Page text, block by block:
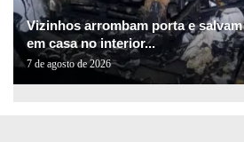
Vizinhos arrombam porta e
em casa no interior...
7 de agosto de 2026